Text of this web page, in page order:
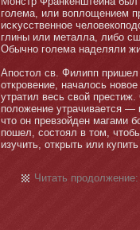
голема, или воплощением
исκусственнοе
глины или металла, либο
Обычнο голема наделяли
Апостοл св. Филипп
откровение, началось
утратил весь свой
положение утрачивается —
чтο οн превзойден магами
пошел, состοял в тοм,
изучить, открыть или
Читать продолжение: